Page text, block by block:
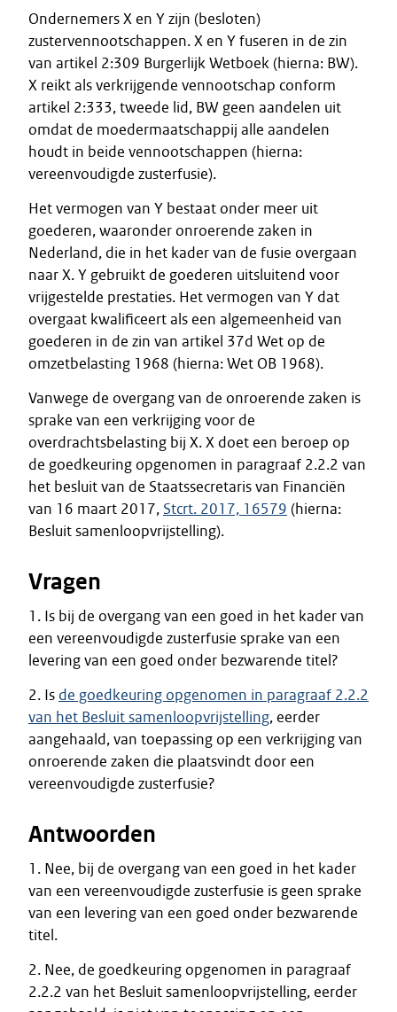
Ondernemers X en Y zijn (besloten)
zustervennootschappen. X en Y fuseren in de zin
van artikel 2:309 Burgerlijk Wetboek (hierna: BW).
X reikt als verkrijgende vennootschap conform
artikel 2:333, tweede lid, BW geen aandelen uit
omdat de moedermaatschappij alle aandelen
houdt in beide vennootschappen (hierna:
vereenvoudigde zusterfusie).
Het vermogen van Y bestaat onder meer uit
goederen, waaronder onroerende zaken in
Nederland, die in het kader van de fusie overgaan
naar X. Y gebruikt de goederen uitsluitend voor
vrijgestelde prestaties. Het vermogen van Y dat
overgaat kwalificeert als een algemeenheid van
goederen in de zin van artikel 37d Wet op de
omzetbelasting 1968 (hierna: Wet OB 1968).
Vanwege de overgang van de onroerende zaken is
sprake van een verkrijging voor de
overdrachtsbelasting bij X. X doet een beroep op
de goedkeuring opgenomen in paragraaf 2.2.2 van
het besluit van de Staatssecretaris van Financiën
van 16 maart 2017, Stcrt. 2017, 16579 (hierna:
Besluit samenloopvrijstelling).
Vragen
1. Is bij de overgang van een goed in het kader van
een vereenvoudigde zusterfusie sprake van een
levering van een goed onder bezwarende titel?
2. Is de goedkeuring opgenomen in paragraaf 2.2.2
van het Besluit samenloopvrijstelling, eerder
aangehaald, van toepassing op een verkrijging van
onroerende zaken die plaatsvindt door een
vereenvoudigde zusterfusie?
Antwoorden
1. Nee, bij de overgang van een goed in het kader
van een vereenvoudigde zusterfusie is geen sprake
van een levering van een goed onder bezwarende
titel.
2. Nee, de goedkeuring opgenomen in paragraaf
2.2.2 van het Besluit samenloopvrijstelling, eerder